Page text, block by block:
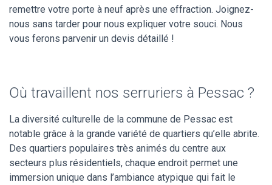
remettre votre porte à neuf après une effraction. Joignez-
nous sans tarder pour nous expliquer votre souci. Nous
vous ferons parvenir un devis détaillé !
Où travaillent nos serruriers à Pessac ?
La diversité culturelle de la commune de Pessac est
notable grâce à la grande variété de quartiers qu’elle abrite.
Des quartiers populaires très animés du centre aux
secteurs plus résidentiels, chaque endroit permet une
immersion unique dans l’ambiance atypique qui fait le